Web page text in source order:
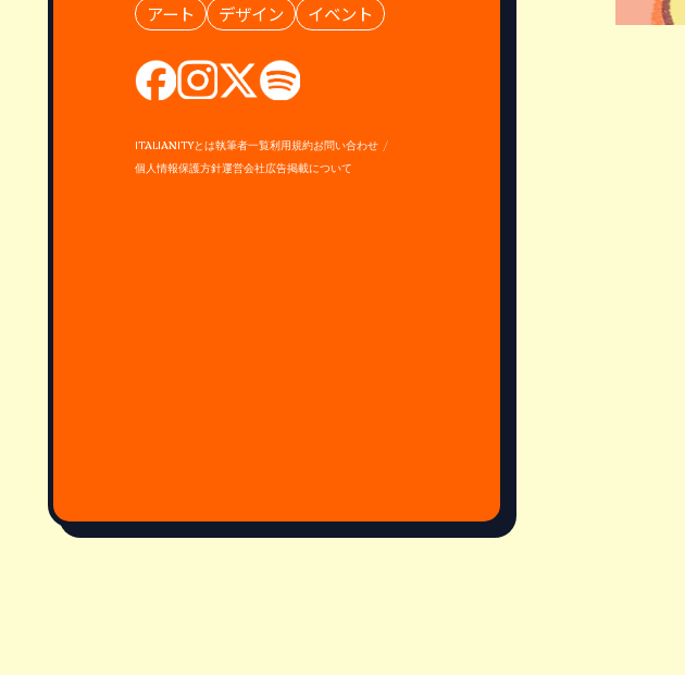
アート
デザイン イベント
ITALIANITYとは執筆者一覧利用規約お問い合わせ
個人情報保護方針運営会社広告掲載について